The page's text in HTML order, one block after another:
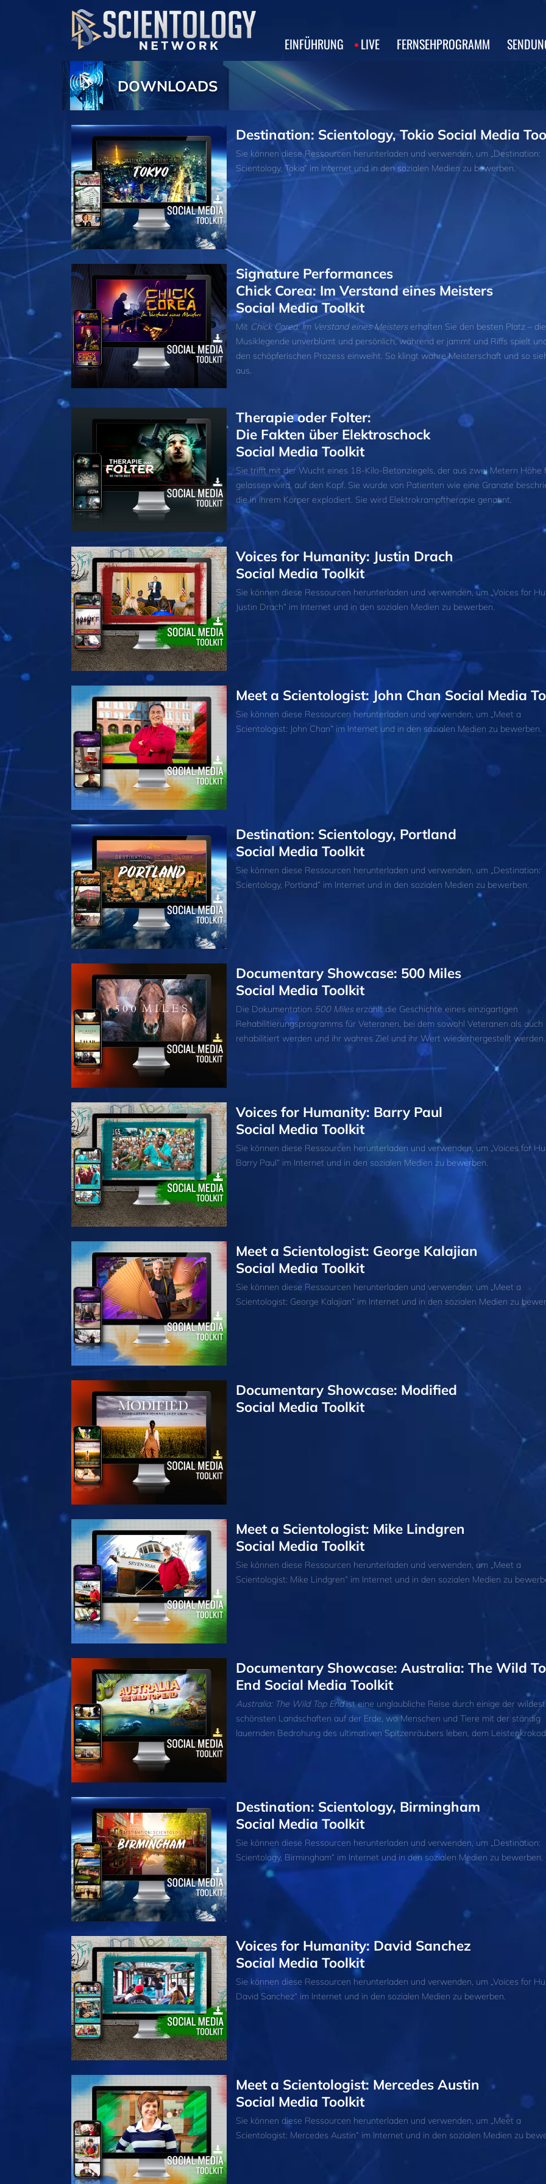
EINFÜHRUNG LIVE FERNSEHPROGRAMM
DOWNLOADS
Destination: Scientology, Tokio Social Media
Sie können diese Ressourcen herunterladen und verwenden, um „Destination:
Scientology, Tokio“ im Internet und in den sozialen Medien zu bewerben.
Signature Performances
Chick Corea: Im Verstand eines Meisters
Social Media Toolkit
Mit Chick Corea: Im Verstand eines Meisterserhalten Sie den besten Platz – die
Musiklegende unverblümt und persönlich, während er jammt und Riffs spielt
den schöpferischen Prozess einweiht. So klingt wahre Meisterschaft und so
aus.
Therapie oder Folter:
Die Fakten über Elektroschock
Social Media Toolkit
Sie trifft mit der Wucht eines 18-Kilo-Betonziegels, der aus zwei Metern Höhe
gelassen wird, auf den Kopf. Sie wurde von Patienten wie eine Granate
die in Ihrem Körper explodiert. Sie wird Elektrokrampftherapie genannt.
Voices for Humanity: Justin Drach
Social Media Toolkit
Sie können diese Ressourcen herunterladen und verwenden, um „Voices for
Justin Drach“ im Internet und in den sozialen Medien zu bewerben.
Meet a Scientologist: John Chan Social Media
Sie können diese Ressourcen herunterladen und verwenden, um „Meet a
Scientologist: John Chan“ im Internet und in den sozialen Medien zu bewerben.
Destination: Scientology, Portland
Social Media Toolkit
Sie können diese Ressourcen herunterladen und verwenden, um „Destination:
Scientology, Portland“ im Internet und in den sozialen Medien zu bewerben.
Documentary Showcase: 500 Miles
Social Media Toolkit
Die Dokumentation 500 Mileserzählt die Geschichte eines einzigartigen
Rehabilitierungsprogramms für Veteranen, bei dem sowohl Veteranen als auch
rehabilitiert werden und ihr wahres Ziel und ihr Wert wiederhergestellt werden.
Voices for Humanity: Barry Paul
Social Media Toolkit
Sie können diese Ressourcen herunterladen und verwenden, um „Voices for
Barry Paul“ im Internet und in den sozialen Medien zu bewerben.
Meet a Scientologist: George Kalajian
Social Media Toolkit
Sie können diese Ressourcen herunterladen und verwenden, um „Meet a
Scientologist: George Kalajian“ im Internet und in den sozialen Medien zu
Documentary Showcase: Modified
Social Media Toolkit
Meet a Scientologist: Mike Lindgren
Social Media Toolkit
Sie können diese Ressourcen herunterladen und verwenden, um „Meet a
Scientologist: Mike Lindgren“ im Internet und in den sozialen Medien zu
Documentary Showcase: Australia: The Wild
End Social Media Toolkit
Australia: The Wild Top Endist eine unglaubliche Reise durch einige der
schönsten Landschaften auf der Erde, wo Menschen und Tiere mit der ständig
lauernden Bedrohung des ultimativen Spitzenräubers leben, dem
Destination: Scientology, Birmingham
Social Media Toolkit
Sie können diese Ressourcen herunterladen und verwenden, um „Destination:
Scientology, Birmingham“ im Internet und in den sozialen Medien zu bewerben.
Voices for Humanity: David Sanchez
Social Media Toolkit
Sie können diese Ressourcen herunterladen und verwenden, um „Voices for
David Sanchez“ im Internet und in den sozialen Medien zu bewerben.
Meet a Scientologist: Mercedes Austin
Social Media Toolkit
Sie können diese Ressourcen herunterladen und verwenden, um „Meet a
Scientologist: Mercedes Austin“ im Internet und in den sozialen Medien zu